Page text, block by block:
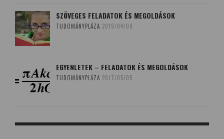
SZÖVEGES FELADATOK ÉS MEGOLDÁSOK
TUDOMÁNYPLÁZA 2019/04/09
EGYENLETEK – FELADATOK ÉS MEGOLDÁSOK
TUDOMÁNYPLÁZA 2017/05/05